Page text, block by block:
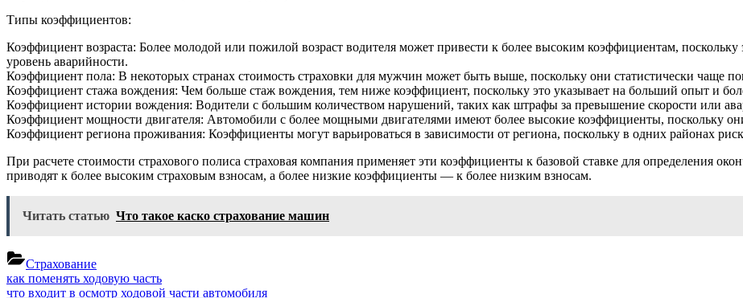
Типы коэффициентов:
Коэффициент возраста: Более молодой или пожилой возраст водителя может привести к более высоким коэффициентам,
уровень аварийности.
Коэффициент пола: В некоторых странах стоимость страховки для мужчин может быть выше, поскольку они статистически чаще
Коэффициент стажа вождения: Чем больше стаж вождения, тем ниже коэффициент, поскольку это указывает на больший опыт и
Коэффициент истории вождения: Водители с большим количеством нарушений, таких как штрафы за превышение скорости или
Коэффициент мощности двигателя: Автомобили с более мощными двигателями имеют более высокие коэффициенты, поскольку
Коэффициент региона проживания: Коэффициенты могут варьироваться в зависимости от региона, поскольку в одних районах
При расчете стоимости страхового полиса страховая компания применяет эти коэффициенты к базовой ставке для определения
приводят к более высоким страховым взносам, а более низкие коэффициенты — к более низким взносам.
Читать статью Что такое каско страхование машин
Страхование
Навигация
Previous
Post:
как поменять ходовую часть
Next
что входит в осмотр ходовой части автомобиля